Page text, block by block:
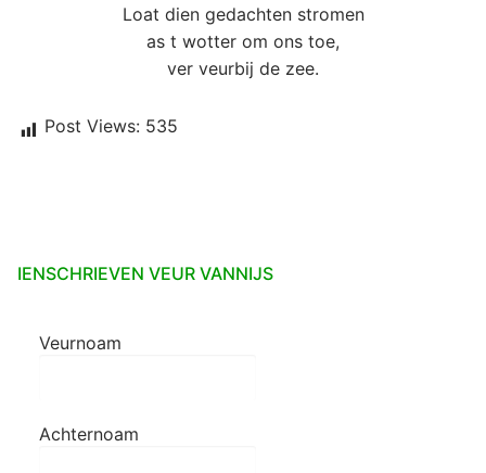
Loat dien gedachten stromen
as t wotter om ons toe,
ver veurbij de zee.
Post Views: 535
IENSCHRIEVEN VEUR VANNIJS
Veurnoam
Achternoam